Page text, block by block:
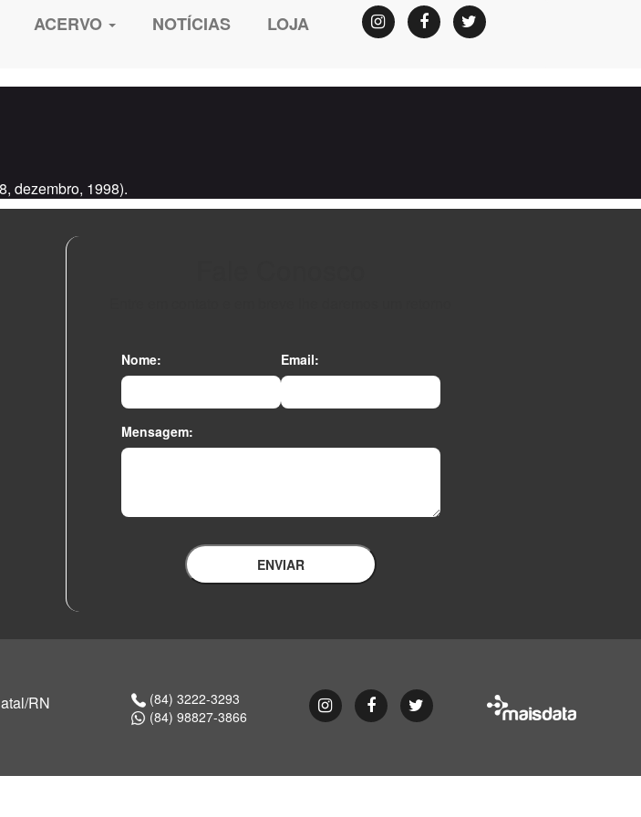
ACERVO NOTÍCIAS LOJA InstagramFacebookTwitter
dezembro, 1998).
Nome: Email:
Mensagem:
ENVIAR
RN
(84) 3222-3293
(84) 98827-3866
InstagramFacebookTwitter